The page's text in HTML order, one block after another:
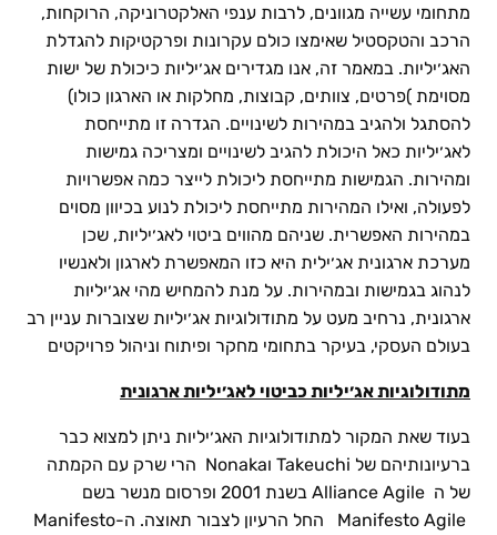
מתחומי עשייה מגוונים, לרבות ענפי האלקטרוניקה, הרוקחות,
הרכב והטקסטיל שאימצו כולם עקרונות ופרקטיקות להגדלת
האג׳יליות. במאמר זה, אנו מגדירים אג׳יליות כיכולת של ישות
מסוימת )פרטים, צוותים, קבוצות, מחלקות או הארגון כולו)
להסתגל ולהגיב במהירות לשינויים. הגדרה זו מתייחסת
לאג׳יליות כאל היכולת להגיב לשינויים ומצריכה גמישות
ומהירות. הגמישות מתייחסת ליכולת לייצר כמה אפשרויות
לפעולה, ואילו המהירות מתייחסת ליכולת לנוע בכיוון מסוים
במהירות האפשרית. שניהם מהווים ביטוי לאג׳יליות, שכן
מערכת ארגונית אג׳ילית היא כזו המאפשרת לארגון ולאנשיו
לנהוג בגמישות ובמהירות. על מנת להמחיש מהי אג׳יליות
ארגונית, נרחיב מעט על מתודולוגיות אג׳יליות שצוברות עניין רב
בעולם העסקי, בעיקר בתחומי מחקר ופיתוח וניהול פרויקטים
מתודולוגיות אג׳יליות כביטוי לאג׳יליות ארגונית
בעוד שאת המקור למתודולוגיות האג׳יליות ניתן למצוא כבר
ברעיונותיהם של Takeuchi וNonaka הרי שרק עם הקמתה
של ה Alliance Agile בשנת 2001 ופרסום מנשר בשם
Manifesto Agile החל הרעיון לצבור תאוצה. ה-Manifesto